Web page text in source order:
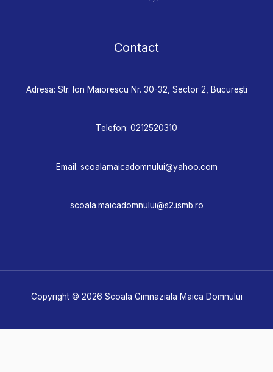
Contact
Adresa: Str. Ion Maiorescu Nr. 30-32, Sector 2, București
Telefon: 0212520310
Email: scoalamaicadomnului@yahoo.com
scoala.maicadomnului@s2.ismb.ro
Copyright © 2026 Scoala Gimnaziala Maica Domnului